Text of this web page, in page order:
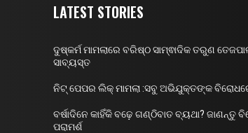
LATEST STORIES
ଦୁଷ୍କର୍ମ ମାମଲାରେ ବରିଷ୍ଠ ସାମ୍ଵାଦିକ ତରୁଣ
ସାବ୍ୟସ୍ତ
ନିଟ୍ ପେପର ଲିକ୍ ମାମଲା :ସବୁ ଅଭିଯୁକ୍ତଙ୍କ ବିରୋଧରେ
ବର୍ଷାଦିନେ କାହିଁକି ବଢ଼େ ଗଣ୍ଠିବାତ ବ୍ୟଥା? ଜାଣନ୍ତୁ
ପରାମର୍ଶ